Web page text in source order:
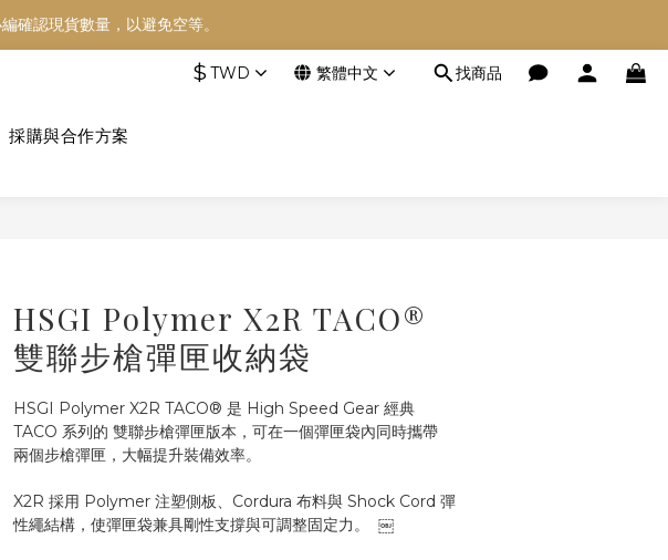
確認現貨數量，以避免空等。
確認現貨數量，以避免空等。
確認現貨數量，以避免空等。
$ TWD 繁體中文 找商品
HSGI Polymer X2R TACO®
雙聯步槍彈匣收納袋
HSGI Polymer X2R TACO® 是 High Speed Gear 經典
TACO 系列的 雙聯步槍彈匣版本，可在一個彈匣袋內同時攜帶
兩個步槍彈匣，大幅提升裝備效率。
X2R 採用 Polymer 注塑側板、Cordura 布料與 Shock Cord 彈
性繩結構，使彈匣袋兼具剛性支撐與可調整固定力。  ￼